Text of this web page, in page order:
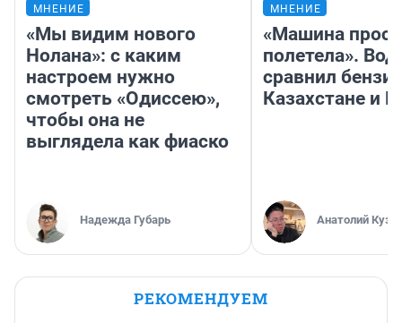
МНЕНИЕ
«Мы видим нового
Нолана»: с каким
настроем нужно
смотреть «Одиссею»,
чтобы она не
выглядела как фиаско
Надежда Губарь
МНЕНИЕ
«Машина
полетела».
сравнил
Казахстане и
Анатолий
РЕКОМЕНДУЕМ